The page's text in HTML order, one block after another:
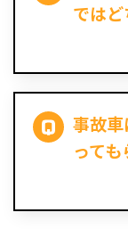
では
事故
って